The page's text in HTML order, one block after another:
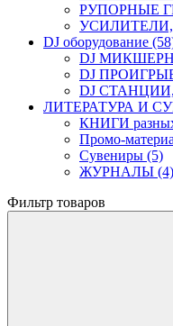
РУПОРНЫЕ
DJ оборудование
DJ
DJ
DJ
ЛИТЕРАТУРА И
КНИГИ разных
Промо-
Сувениры (5)
ЖУРНАЛЫ (4)
Фильтр товаров